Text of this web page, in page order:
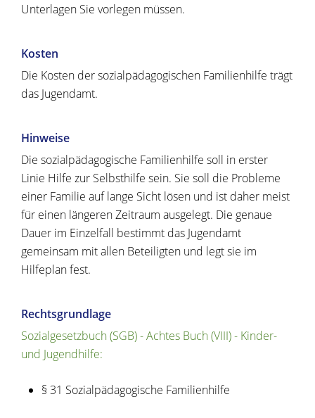
Unterlagen Sie vorlegen müssen.
Kosten
Die Kosten der sozialpädagogischen Familienhilfe trägt
das Jugendamt.
Hinweise
Die sozialpädagogische Familienhilfe soll in erster
Linie Hilfe zur Selbsthilfe sein. Sie soll die Probleme
einer Familie auf lange Sicht lösen und ist daher meist
für einen längeren Zeitraum ausgelegt. Die genaue
Dauer im Einzelfall bestimmt das Jugendamt
gemeinsam mit allen Beteiligten und legt sie im
Hilfeplan fest.
Rechtsgrundlage
Sozialgesetzbuch (SGB) - Achtes Buch (VIII) - Kinder-
und Jugendhilfe:
§ 31 Sozialpädagogische Familienhilfe